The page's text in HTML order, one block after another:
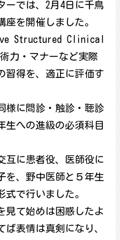
ーでは、2月4日に千鳥
座を開催しました。
Structured Clinical
力・マナーなど実際
習得を、適正に評価す
様に問診・触診・聴診
生への進級の必須科目
互に患者役、医師役に
を、野中医師と５年生
で行いました。
見て始めは困惑したよ
表情は真剣になり、